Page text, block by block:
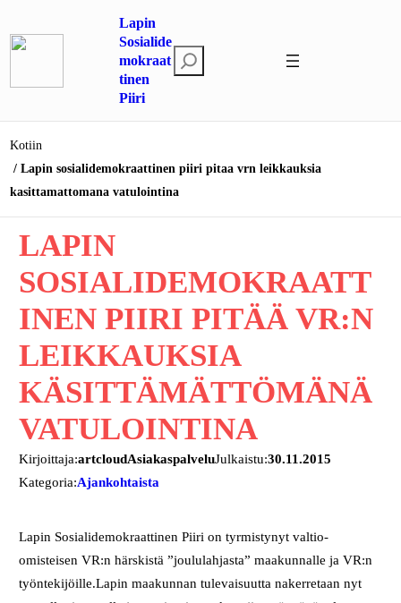
sisältöön
Lapin
Sosialide
mokraat
tinen
Piiri
t
i
Kotiin
Lapin sosialidemokraattinen piiri pitaa vrn leikkauksia
kasittamattomana vatulointina
LAPIN
SOSIALIDEMOKRAATT
INEN PIIRI PITÄÄ VR:N
LEIKKAUKSIA
KÄSITTÄMÄTTÖMÄNÄ
VATULOINTINA
Kirjoittaja:artcloudAsiakaspalveluJulkaistu:30.11.2015
Kategoria:Ajankohtaista
Lapin Sosialidemokraattinen Piiri on tyrmistynyt valtio-
omisteisen VR:n härskistä ”joululahjasta” maakunnalle ja VR:n
työntekijöille.Lapin maakunnan tulevaisuutta nakerretaan nyt